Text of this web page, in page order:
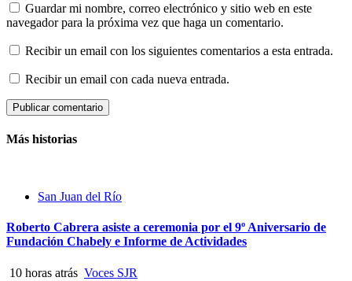
Guardar mi nombre, correo electrónico y sitio web en este
navegador para la próxima vez que haga un comentario.
Recibir un email con los siguientes comentarios a esta entrada.
Recibir un email con cada nueva entrada.
Más historias
San Juan del Río
Roberto Cabrera asiste a ceremonia por el 9º Aniversario de
Fundación Chabely e Informe de Actividades
10 horas atrás Voces SJR